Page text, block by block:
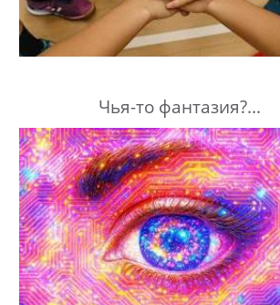
Чья-то фантазия?...